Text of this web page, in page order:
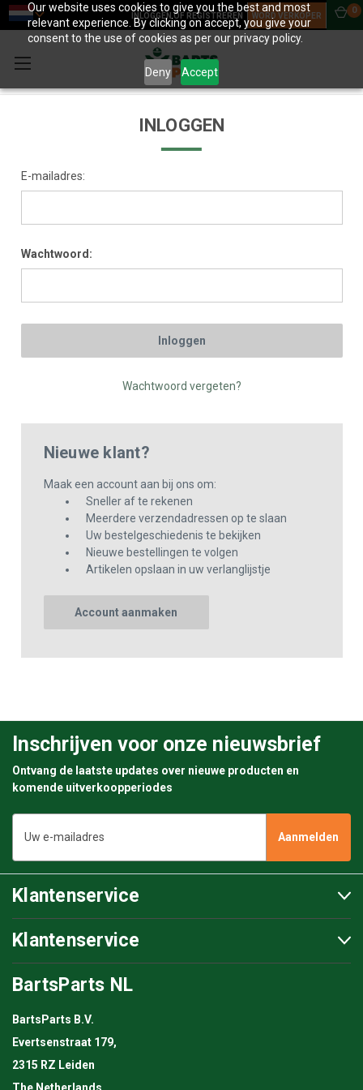
Our website uses cookies to give you the best and most
relevant experience. By clicking on accept, you give your
consent to the use of cookies as per our privacy policy.
Deny Accept
INLOGGEN OF REGISTREREN WORD VERKOPER
0
INLOGGEN
E-mailadres:
Wachtwoord:
Wachtwoord vergeten?
Nieuwe klant?
Maak een account aan bij ons om:
Sneller af te rekenen
Meerdere verzendadressen op te slaan
Uw bestelgeschiedenis te bekijken
Nieuwe bestellingen te volgen
Artikelen opslaan in uw verlanglijstje
Account aanmaken
Inschrijven voor onze nieuwsbrief
Ontvang de laatste updates over nieuwe producten en
komende uitverkoopperiodes
mailadres
Klantenservice
Klantenservice
BartsParts NL
BartsParts B.V.
Evertsenstraat 179,
2315 RZ Leiden